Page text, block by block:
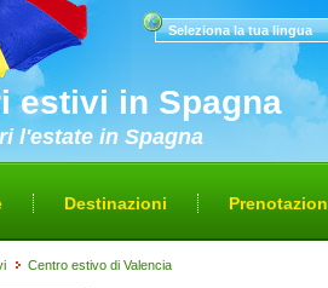
estivi in Spagna
l'estate in Spagna
Seleziona la tua lingua
Destinazioni
Centro estivo di Valencia